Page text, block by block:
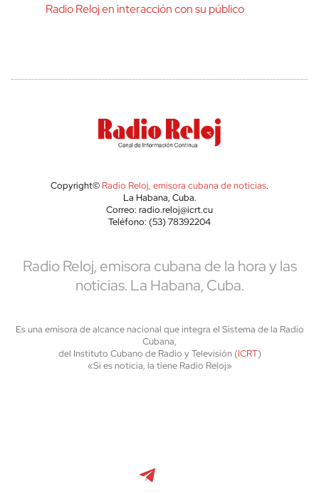
Radio Reloj en interacción con su público
Copyright© Radio Reloj, emisora cubana de noticias.
La Habana, Cuba.
Correo: radio.reloj@icrt.cu
Teléfono: (53) 78392204
Radio Reloj, emisora cubana de la hora y las
noticias. La Habana, Cuba.
Es una emisora de alcance nacional que integra el Sistema de la Radio
Cubana,
del Instituto Cubano de Radio y Televisión (ICRT)
«Si es noticia, la tiene Radio Reloj»